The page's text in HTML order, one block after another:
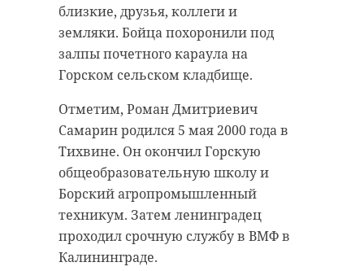
близкие, друзья, коллеги и
земляки. Бойца похоронили под
залпы почетного караула на
Горском сельском кладбище.
Отметим, Роман Дмитриевич
Самарин родился 5 мая 2000 года в
Тихвине. Он окончил Горскую
общеобразовательную школу и
Борский агропромышленный
техникум. Затем ленинградец
проходил срочную службу в ВМФ в
Калининграде.